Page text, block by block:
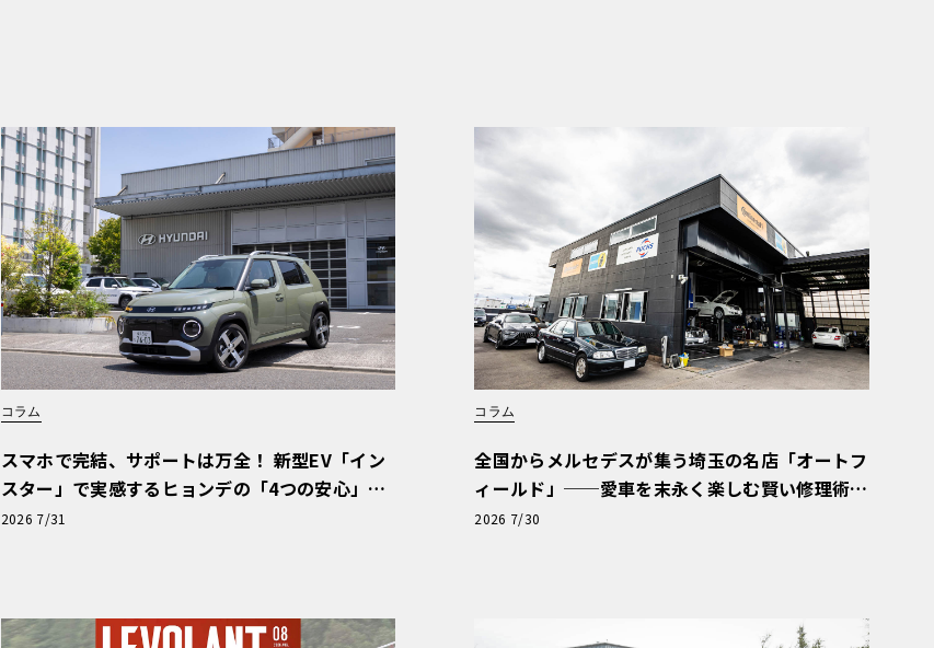
コラム
スマホで完結、サポートは万全！ 新型EV「イン
スター」で実感するヒョンデの「4つの安心」
【第1回・ヒョンデ6つの疑問：Why? Hyunda
2026 7/31
コラム
全国からメルセデスが集う埼玉の名店「オートフ
ィールド」──愛車を末永く楽しむ賢い修理術
と、プロがフックス製オイルを選ぶ理由〈PR〉
2026 7/30